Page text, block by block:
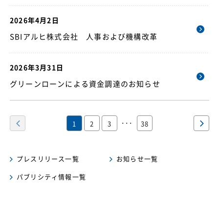
2026年4月2日
SBIアルヒ株式会社 人事および機構改革
2026年3月31日
グリーンローンによる資金調達のお知らせ
1 （このページ）
2 3 ･･･ 38
プレスリリース一覧
お知らせ一覧
パブリシティ情報一覧